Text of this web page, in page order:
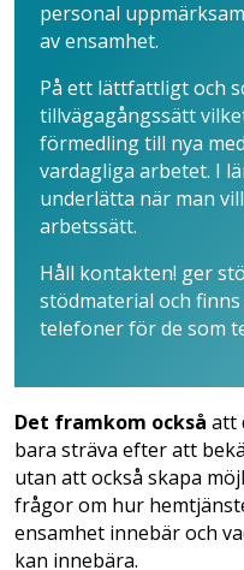
personal
av ensamhet.
På ett lättfattligt och
tillvägagångssätt
förmedling till nya
vardagliga arbetet. I
underlätta när man
arbetssätt.
Håll kontakten! ger
stödmaterial och
telefoner för de som
Det framkom också att
bara sträva efter att
utan att också skapa
frågor om hur
ensamhet innebär och
kan innebära.